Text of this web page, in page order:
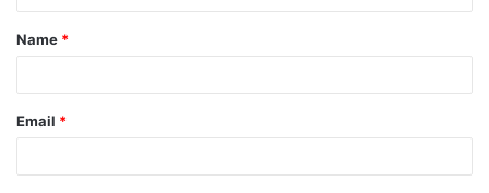
t
*
Name *
Email *